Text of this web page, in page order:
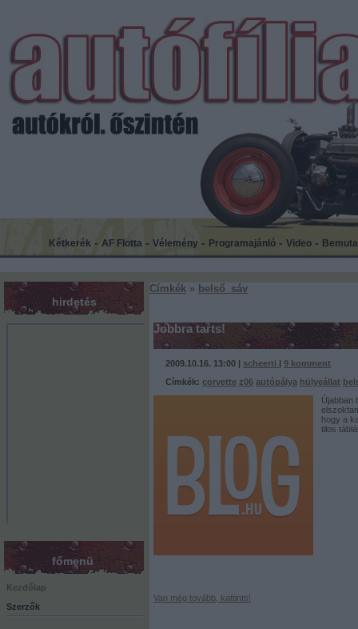
Kétkerék - AF Flotta - Vélemény- Programajánló- Video-
hirdetés
főmenü
Kezdőlap
Szerzők
Címkék » belső_sáv
Jobbra tarts!
2009.10.16. 13:00 | scheerti | 9 komment
Címkék: corvette z06 autópálya hülyeállat
Újabban
hogy a
tilos
Van még tovább, kattints!